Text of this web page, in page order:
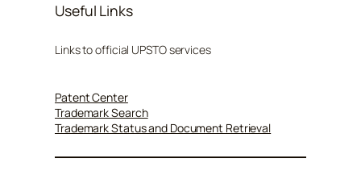
Useful Links
Links to official UPSTO services
Patent Center
Trademark Search
Trademark Status and Document Retrieval